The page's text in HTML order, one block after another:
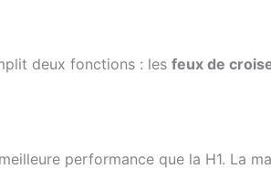
deux fonctions : les feux de
performance que la H1. La